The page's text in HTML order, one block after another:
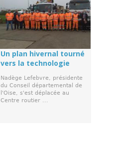
Un plan hivernal tourné
vers la technologie
Nadège Lefebvre, présidente
du Conseil départemental de
l'Oise, s'est déplacée au
Centre routier ...